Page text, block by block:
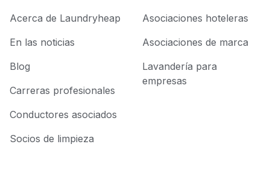
Acerca de Laundryheap
En las noticias
Blog
Carreras profesionales
Conductores asociados
Socios de limpieza
Asociaciones hoteleras
Asociaciones de marca
Lavandería para
empresas